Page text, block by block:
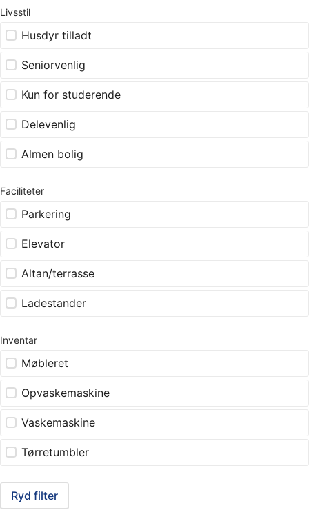
Livsstil
Husdyr tilladt
Seniorvenlig
Kun for studerende
Delevenlig
Almen bolig
Faciliteter
Parkering
Elevator
Altan/terrasse
Ladestander
Inventar
Møbleret
Opvaskemaskine
Vaskemaskine
Tørretumbler
Ryd filter